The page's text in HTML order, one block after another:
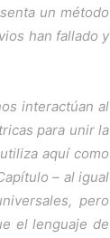
un método
han fallado y
interactúan al
para unir la
aquí como
– al igual
pero
el lenguaje de